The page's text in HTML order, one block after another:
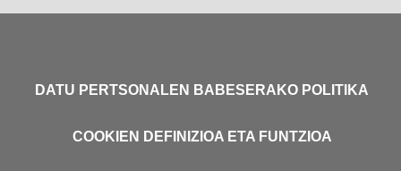
DATU PERTSONALEN BABESERAKO POLITIKA
COOKIEN DEFINIZIOA ETA FUNTZIOA